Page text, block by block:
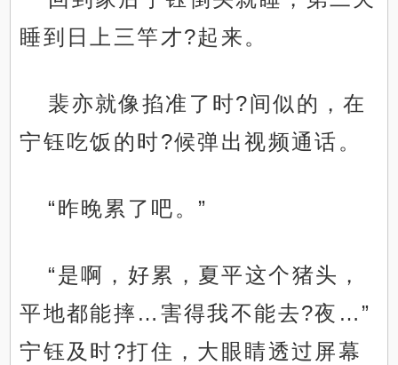
睡到日上三竿才?起来。
裴亦就像掐准了时?间似的，在
宁钰吃饭的时?候弹出视频通话。
“昨晚累了吧。”
“是啊，好累，夏平这个猪头，
平地都能摔…害得我不能去?夜…”
宁钰及时?打住，大眼睛透过屏幕